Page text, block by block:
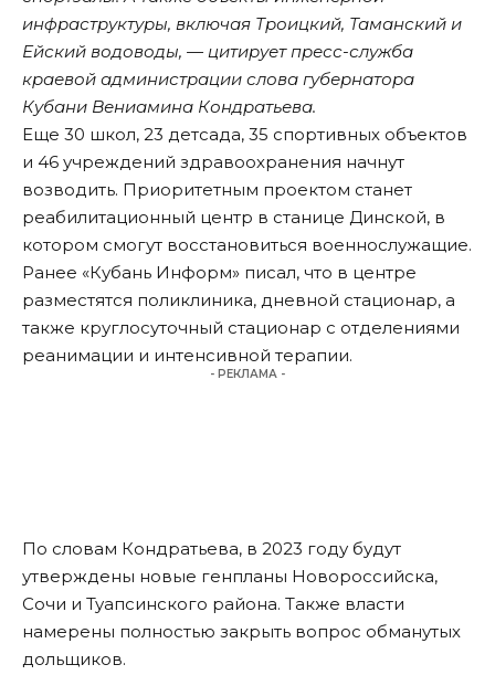
инфраструктуры, включая Троицкий, Таманский и
Ейский водоводы, — цитирует пресс-служба
краевой администрации слова губернатора
Кубани Вениамина Кондратьева.
Еще 30 школ, 23 детсада, 35 спортивных объектов
и 46 учреждений здравоохранения начнут
возводить. Приоритетным проектом станет
реабилитационный центр в станице Динской, в
котором смогут восстановиться военнослужащие.
Ранее «Кубань Информ» писал, что в центре
разместятся поликлиника, дневной стационар, а
также круглосуточный стационар с отделениями
реанимации и интенсивной терапии.
- РЕКЛАМА -
По словам Кондратьева, в 2023 году будут
утверждены новые генпланы Новороссийска,
Сочи и Туапсинского района. Также власти
намерены полностью закрыть вопрос обманутых
дольщиков.